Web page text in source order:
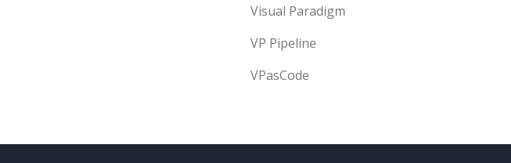
Visual Paradigm
VP Pipeline
VPasCode